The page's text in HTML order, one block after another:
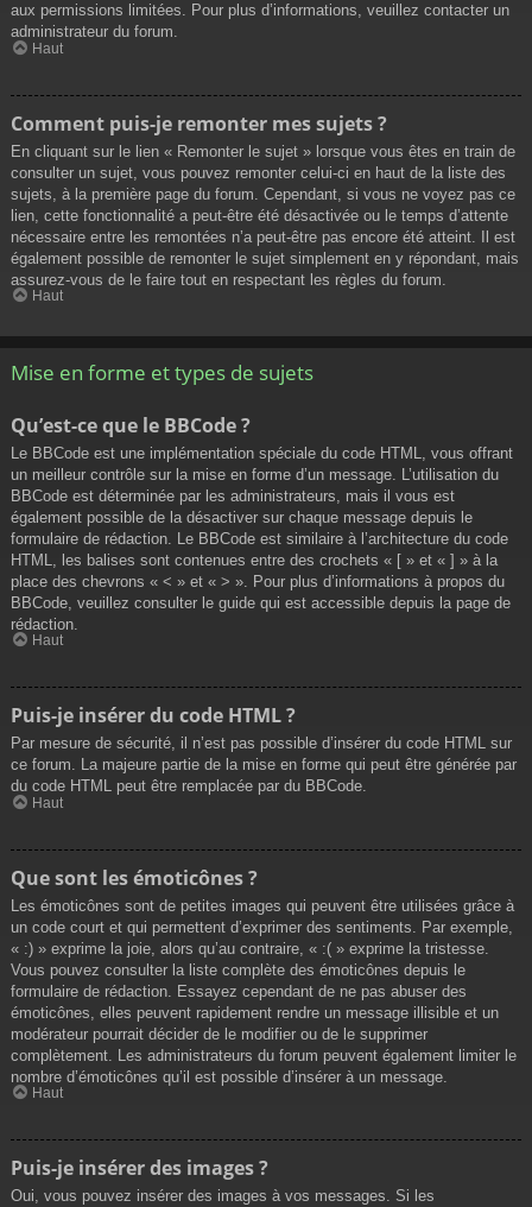
aux permissions limitées. Pour plus d’informations, veuillez contacter un
administrateur du forum.
Haut
Comment puis-je remonter mes sujets ?
En cliquant sur le lien « Remonter le sujet » lorsque vous êtes en train de
consulter un sujet, vous pouvez remonter celui-ci en haut de la liste des
sujets, à la première page du forum. Cependant, si vous ne voyez pas ce
lien, cette fonctionnalité a peut-être été désactivée ou le temps d’attente
nécessaire entre les remontées n’a peut-être pas encore été atteint. Il est
également possible de remonter le sujet simplement en y répondant, mais
assurez-vous de le faire tout en respectant les règles du forum.
Haut
Mise en forme et types de sujets
Qu’est-ce que le BBCode ?
Le BBCode est une implémentation spéciale du code HTML, vous offrant
un meilleur contrôle sur la mise en forme d’un message. L’utilisation du
BBCode est déterminée par les administrateurs, mais il vous est
également possible de la désactiver sur chaque message depuis le
formulaire de rédaction. Le BBCode est similaire à l’architecture du code
HTML, les balises sont contenues entre des crochets « [ » et « ] » à la
place des chevrons « < » et « > ». Pour plus d’informations à propos du
BBCode, veuillez consulter le guide qui est accessible depuis la page de
rédaction.
Haut
Puis-je insérer du code HTML ?
Par mesure de sécurité, il n’est pas possible d’insérer du code HTML sur
ce forum. La majeure partie de la mise en forme qui peut être générée par
du code HTML peut être remplacée par du BBCode.
Haut
Que sont les émoticônes ?
Les émoticônes sont de petites images qui peuvent être utilisées grâce à
un code court et qui permettent d’exprimer des sentiments. Par exemple,
« :) » exprime la joie, alors qu’au contraire, « :( » exprime la tristesse.
Vous pouvez consulter la liste complète des émoticônes depuis le
formulaire de rédaction. Essayez cependant de ne pas abuser des
émoticônes, elles peuvent rapidement rendre un message illisible et un
modérateur pourrait décider de le modifier ou de le supprimer
complètement. Les administrateurs du forum peuvent également limiter le
nombre d’émoticônes qu’il est possible d’insérer à un message.
Haut
Puis-je insérer des images ?
Oui, vous pouvez insérer des images à vos messages. Si les